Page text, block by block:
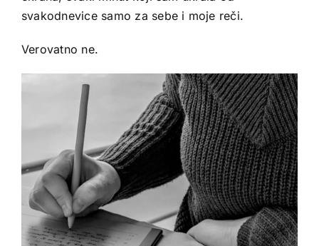
svakodnevice samo za sebe i moje reči.
Verovatno ne.